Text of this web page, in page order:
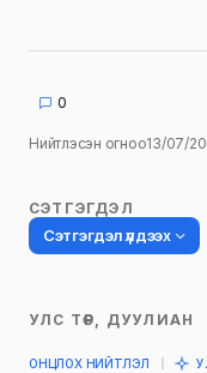
0
Нийтлэсэн огноо13/07/
СЭТГЭГДЭЛ
Сэтгэгдэл үлдээх
Таны имэйл
УЛС ТӨР, ДУУЛИАН
ОНЦЛОХ НИЙТЛЭЛ